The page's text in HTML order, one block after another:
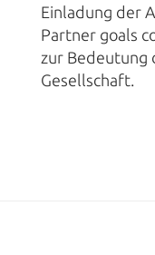
Einladung der
Partner goals
zur Bedeutung
Gesellschaft.